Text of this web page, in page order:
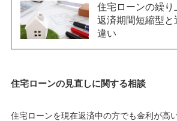
住宅ローンの繰り
返済期間短縮型
違い
住宅ローンの見直しに関する相談
住宅ローンを現在返済中の方でも金利が高